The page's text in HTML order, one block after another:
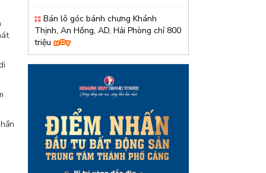
Bán lô góc bánh chưng Khánh
Thịnh, An Hồng, AD, Hải Phòng chỉ 800
triệu